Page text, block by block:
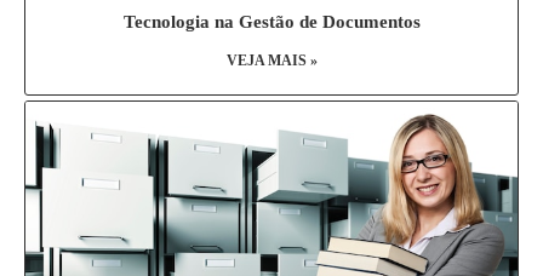
Tecnologia na Gestão de Documentos
VEJA MAIS »